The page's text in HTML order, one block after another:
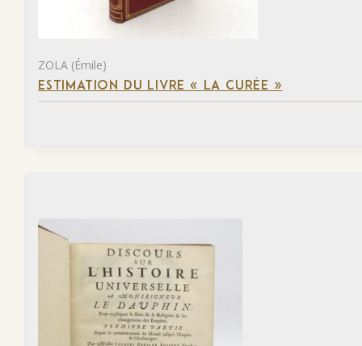
ZOLA (Émile)
ESTIMATION DU LIVRE « LA CURÉE »